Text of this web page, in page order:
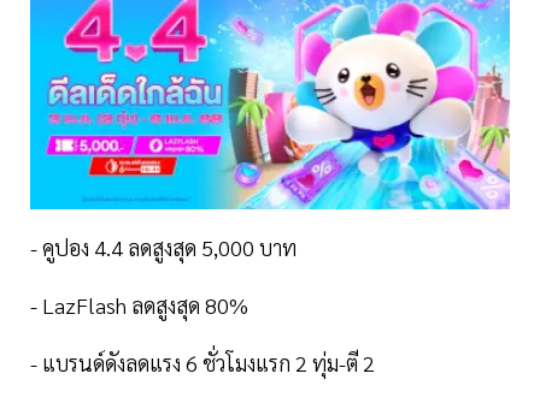
- คูปอง 4.4 ลดสูงสุด 5,000 บาท
- LazFlash ลดสูงสุด 80%
- แบรนด์ดังลดแรง 6 ชั่วโมงแรก 2 ทุ่ม-ตี 2